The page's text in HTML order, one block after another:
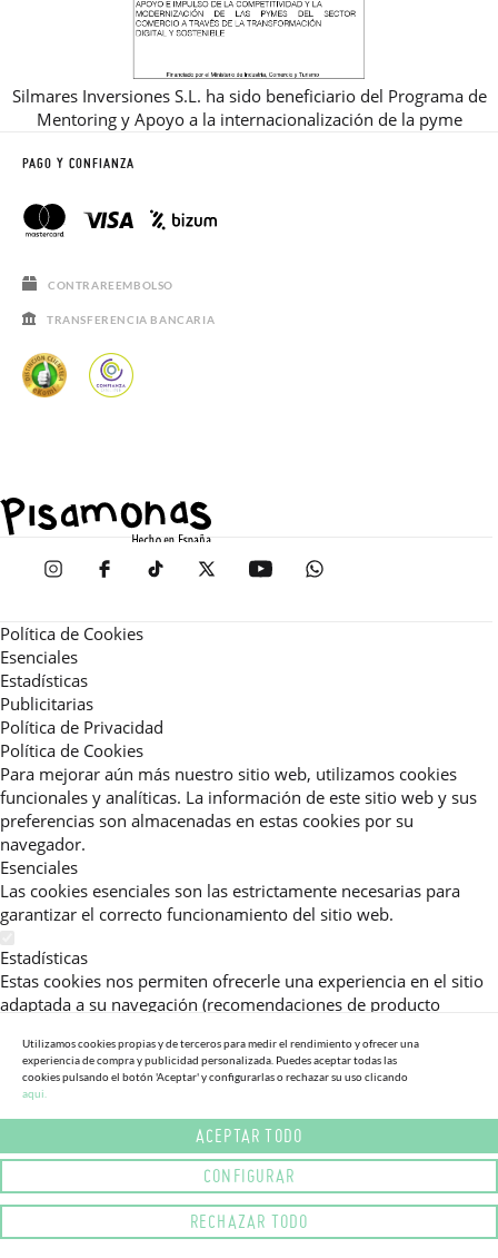
Silmares Inversiones S.L. ha sido beneficiario del Programa de
Mentoring y Apoyo a la internacionalización de la pyme
PAGO Y CONFIANZA
CONTRAREEMBOLSO
TRANSFERENCIA BANCARIA
Política de Cookies
Esenciales
Estadísticas
Publicitarias
Política de Privacidad
Política de Cookies
Para mejorar aún más nuestro sitio web, utilizamos cookies
funcionales y analíticas. La información de este sitio web y sus
preferencias son almacenadas en estas cookies por su
navegador.
Esenciales
Las cookies esenciales son las estrictamente necesarias para
garantizar el correcto funcionamiento del sitio web.
Estadísticas
Estas cookies nos permiten ofrecerle una experiencia en el sitio
adaptada a su navegación (recomendaciones de producto
consultadas, etc).Al activar esta cookie, nos ayuda a mejorar aún
más su experiencia.
Publicitarias
Estas cookies permiten a nuestros socios publicitarios enviarle
mensajes específicos y personalizados.
Política de Privacidad
Lea más sobre el uso de cookies en este sitio web en nuestra
Utilizamos cookies propias y de terceros para medir el rendimiento y ofrecer una
experiencia de compra y publicidad personalizada. Puedes aceptar todas las
cookies pulsando el botón 'Aceptar' y configurarlas o rechazar su uso clicando
aqui.
ACEPTAR TODO
CONFIGURAR
RECHAZAR TODO